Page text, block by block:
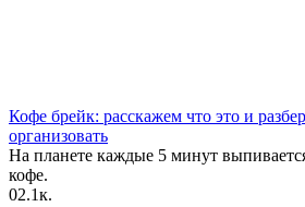
Кофе брейк: расскажем что это и
организовать
На планете каждые 5 минут
кофе.
02.1к.